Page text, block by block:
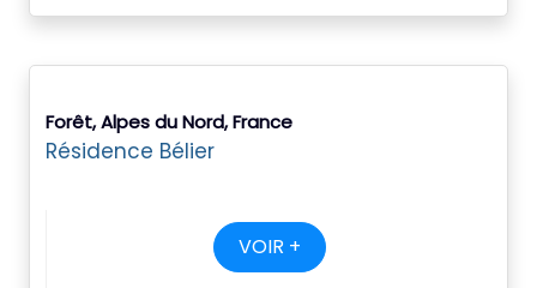
Forêt, Alpes du Nord, France
Résidence Bélier
VOIR +